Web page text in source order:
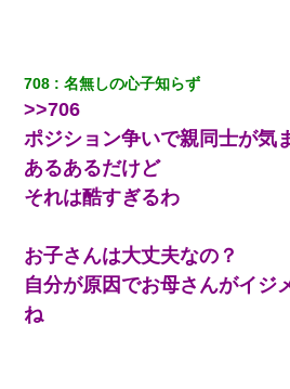
引先のトップが母方の叔父だったので…
ミスした新人(
)に冗談で「行為させ
って言ったら・・・
【画像】女上司(30)「終電なくなった
彼女との行為を録画した結果→衝撃の
ｗ
708 名無しの心子知らず
>>706
ポジション争いで親同士が気
あるあるだけど
それは酷すぎるわ
お子さんは大丈夫なの？
自分が原因でお母さんがイジ
ね